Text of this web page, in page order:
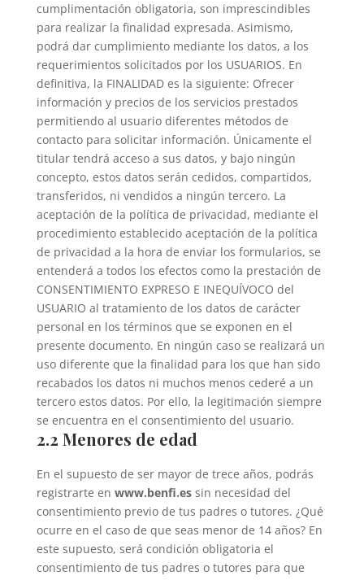
cumplimentación obligatoria, son imprescindibles
para realizar la finalidad expresada. Asimismo,
podrá dar cumplimiento mediante los datos, a los
requerimientos solicitados por los USUARIOS. En
definitiva, la FINALIDAD es la siguiente: Ofrecer
información y precios de los servicios prestados
permitiendo al usuario diferentes métodos de
contacto para solicitar información. Únicamente el
titular tendrá acceso a sus datos, y bajo ningún
concepto, estos datos serán cedidos, compartidos,
transferidos, ni vendidos a ningún tercero. La
aceptación de la política de privacidad, mediante el
procedimiento establecido aceptación de la política
de privacidad a la hora de enviar los formularios, se
entenderá a todos los efectos como la prestación de
CONSENTIMIENTO EXPRESO E INEQUÍVOCO del
USUARIO al tratamiento de los datos de carácter
personal en los términos que se exponen en el
presente documento. En ningún caso se realizará un
uso diferente que la finalidad para los que han sido
recabados los datos ni muchos menos cederé a un
tercero estos datos. Por ello, la legitimación siempre
se encuentra en el consentimiento del usuario.
2.2 Menores de edad
En el supuesto de ser mayor de trece años, podrás
registrarte en www.benfi.es sin necesidad del
consentimiento previo de tus padres o tutores. ¿Qué
ocurre en el caso de que seas menor de 14 años? En
este supuesto, será condición obligatoria el
consentimiento de tus padres o tutores para que